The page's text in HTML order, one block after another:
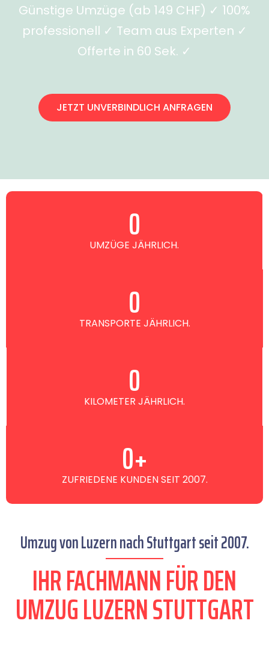
Günstige Umzüge (ab 149 CHF) ✓ 100%
professionell ✓ Team aus Experten ✓
Offerte in 60 Sek. ✓
JETZT UNVERBINDLICH ANFRAGEN
UMZÜGE JÄHRLICH.
0
TRANSPORTE JÄHRLICH.
0
KILOMETER JÄHRLICH.
0
ZUFRIEDENE KUNDEN SEIT 2007.
0+
Umzug von Luzern nach Stuttgart seit 2007.
IHR FACHMANN FÜR DEN
UMZUG LUZERN STUTTGART